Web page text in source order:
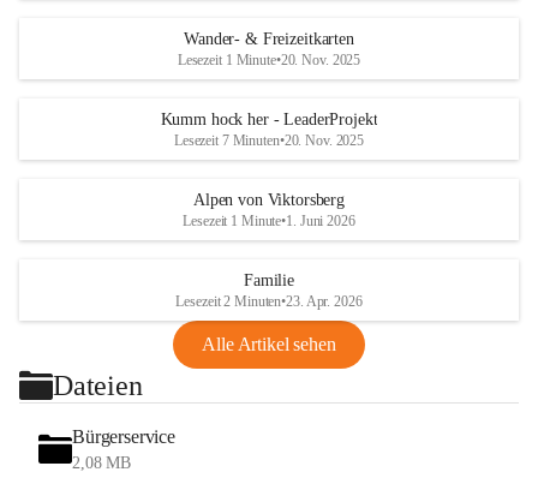
Wander- & Freizeitkarten
Lesezeit 1 Minute•20. Nov. 2025
Kumm hock her - LeaderProjekt
Lesezeit 7 Minuten•20. Nov. 2025
Alpen von Viktorsberg
Lesezeit 1 Minute•1. Juni 2026
Familie
Lesezeit 2 Minuten•23. Apr. 2026
Alle Artikel sehen
Dateien
Bürgerservice
2,08 MB